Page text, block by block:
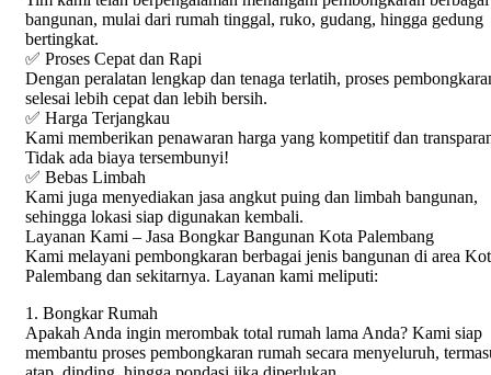
bangunan, mulai dari rumah tinggal, ruko, gudang, hingga gedung
bertingkat.
✅ Proses Cepat dan Rapi
Dengan peralatan lengkap dan tenaga terlatih, proses
selesai lebih cepat dan lebih bersih.
✅ Harga Terjangkau
Kami memberikan penawaran harga yang kompetitif dan
Tidak ada biaya tersembunyi!
✅ Bebas Limbah
Kami juga menyediakan jasa angkut puing dan limbah bangunan,
sehingga lokasi siap digunakan kembali.
Layanan Kami – Jasa Bongkar Bangunan Kota Palembang
Kami melayani pembongkaran berbagai jenis bangunan di area
Palembang dan sekitarnya. Layanan kami meliputi:
1. Bongkar Rumah
Apakah Anda ingin merombak total rumah lama Anda? Kami siap
membantu proses pembongkaran rumah secara menyeluruh,